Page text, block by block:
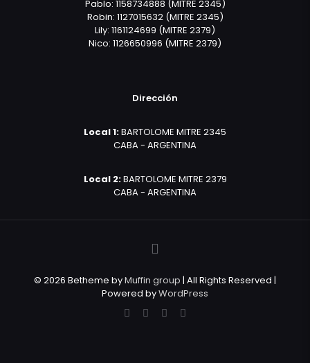
Pablo: 1158734888 (MITRE 2345)
Robin: 1127015632 (MITRE 2345)
Lily: 1161124699 (MITRE 2379)
Nico: 1126650996 (MITRE 2379)
Dirección
Local 1:BARTOLOME MITRE 2345
CABA - ARGENTINA
Local 2:BARTOLOME MITRE 2379
CABA - ARGENTINA
© 2026 Betheme byMuffin group | All Rights Reserved |
Powered byWordPress